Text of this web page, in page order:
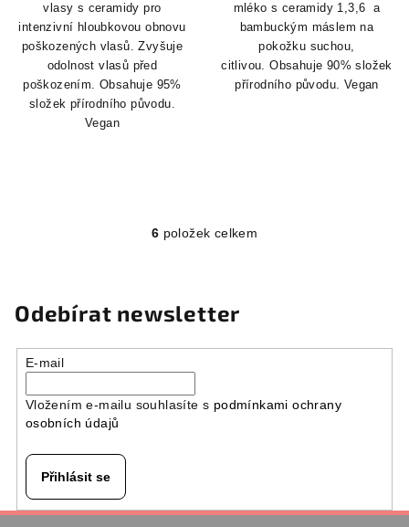
vlasy s ceramidy pro
intenzivní hloubkovou obnovu
poškozených vlasů. Zvyšuje
odolnost vlasů před
poškozením. Obsahuje 95%
složek přírodního původu.
Vegan
mléko s ceramidy 1,3,6 a
bambuckým máslem na
pokožku suchou,
citlivou.Obsahuje 90% složek
přírodního původu. Vegan
O
á
d
a
p
v
6 položek celkem
Odebírat newsletter
E-mail
Vložením e-mailu souhlasíte s podmínkami ochrany
osobních údajů
Přihlásit se